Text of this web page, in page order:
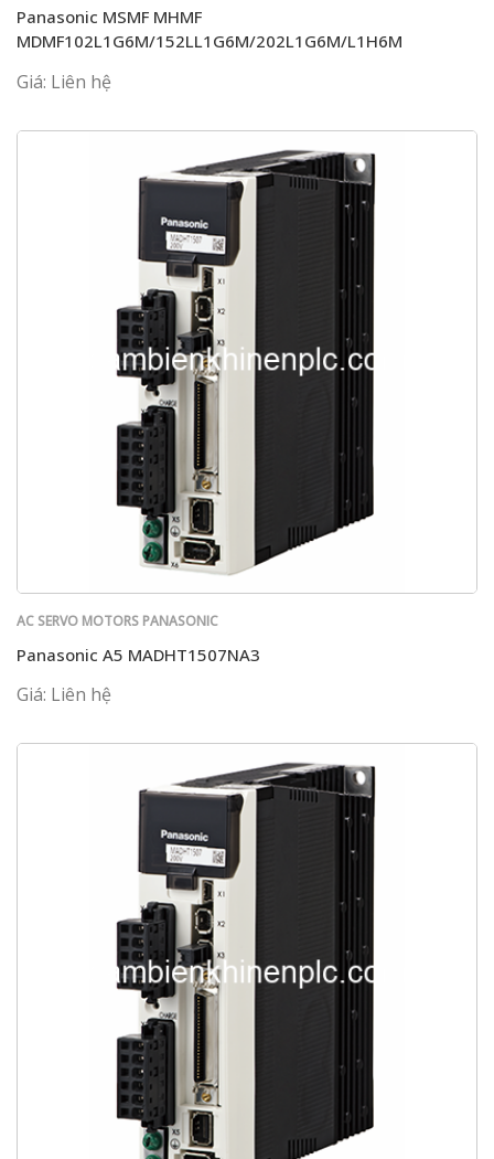
Panasonic MSMF MHMF
MDMF102L1G6M/152LL1G6M/202L1G6M/L1H6M
Giá: Liên hệ
AC SERVO MOTORS PANASONIC
Panasonic A5 MADHT1507NA3
Giá: Liên hệ